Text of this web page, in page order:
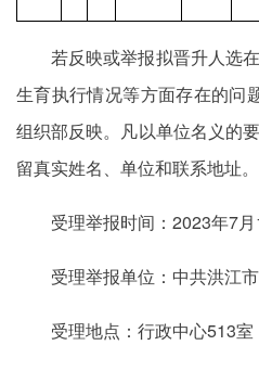
若反映或举报拟晋升人选
生育执行情况等方面存在的问
组织部反映。凡以单位名义的
留真实姓名、单位和联系地址。
受理举报时间：2023年7
受理举报单位：中共洪江
受理地点：行政中心513室